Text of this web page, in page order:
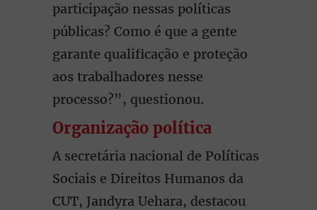
participação nessas políticas
públicas? Como é que a gente
garante qualificação e proteção
aos trabalhadores nesse
processo?”, questionou.
Organização política
A secretária nacional de Políticas
Sociais e Direitos Humanos da
CUT, Jandyra Uehara, destacou